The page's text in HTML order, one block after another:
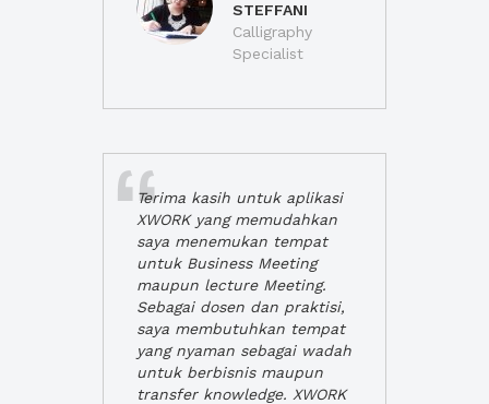
STEFFANI
Calligraphy
Specialist
Terima kasih untuk aplikasi
XWORK yang memudahkan
saya menemukan tempat
untuk Business Meeting
maupun lecture Meeting.
Sebagai dosen dan praktisi,
saya membutuhkan tempat
yang nyaman sebagai wadah
untuk berbisnis maupun
transfer knowledge. XWORK